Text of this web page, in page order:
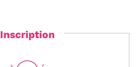
Inscription